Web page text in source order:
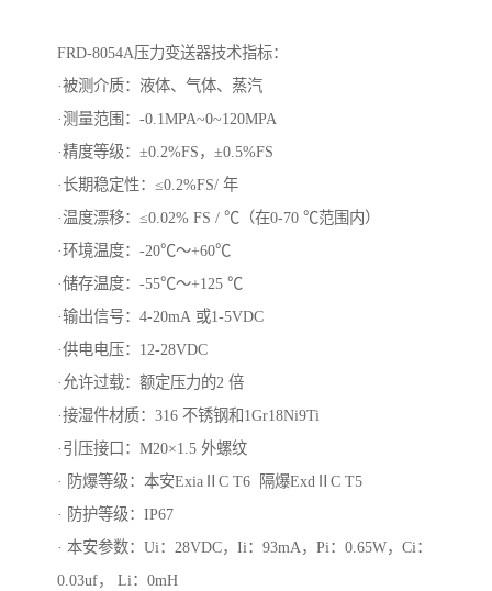
FRD-8054A压力变送器技术指标：
·被测介质：液体、气体、蒸汽
·测量范围：-0.1MPA~0~120MPA
·精度等级：±0.2%FS，±0.5%FS
·长期稳定性：≤0.2%FS/ 年
·温度漂移：≤0.02% FS / ℃（在0-70 ℃范围内）
·环境温度：-20℃～+60℃
·储存温度：-55℃～+125 ℃
·输出信号：4-20mA 或1-5VDC
·供电电压：12-28VDC
·允许过载：额定压力的2 倍
·接湿件材质：316 不锈钢和1Gr18Ni9Ti
·引压接口：M20×1.5 外螺纹
· 防爆等级：本安ExiaⅡC T6 隔爆ExdⅡC T5
· 防护等级：IP67
· 本安参数：Ui：28VDC，Ii：93mA，Pi：0.65W，Ci：
0.03uf， Li：0mH